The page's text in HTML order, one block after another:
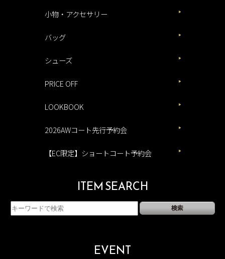
小物・アクセサリー
バッグ
シューズ
PRICE OFF
LOOKBOOK
2026AWコート先行予約会
【EC限定】ショートコート予約会
ITEM SEARCH
EVENT